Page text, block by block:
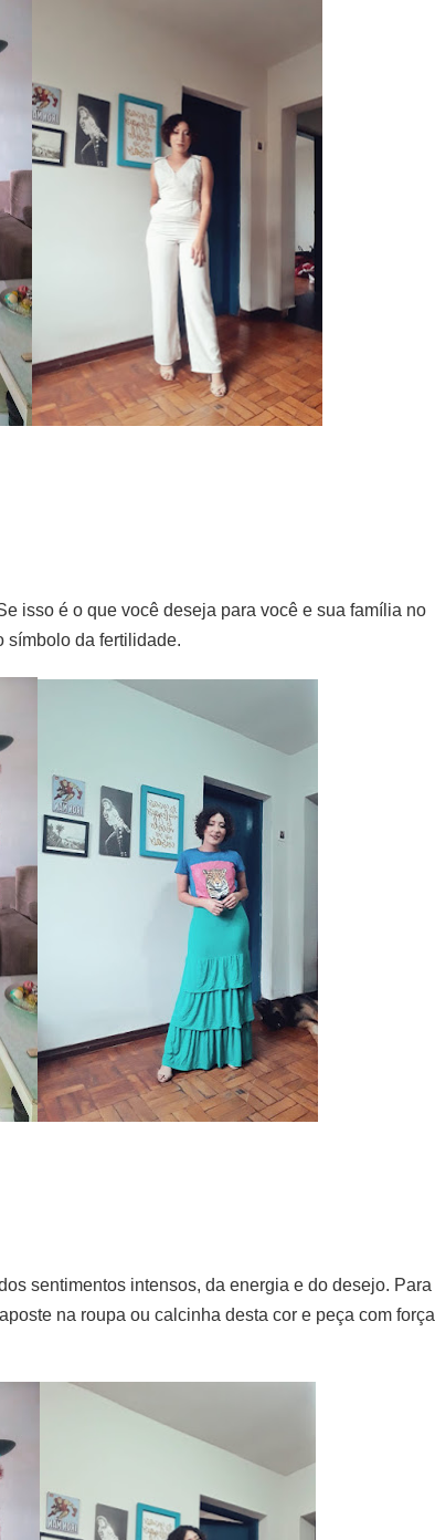
isso é o que você deseja para você e sua família no
símbolo da fertilidade.
sentimentos intensos, da energia e do desejo. Para
na roupa ou calcinha desta cor e peça com força